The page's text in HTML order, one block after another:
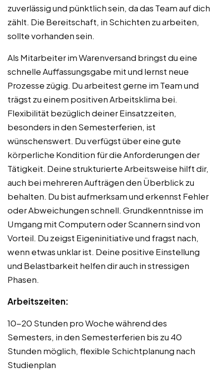
zuverlässig und pünktlich sein, da das Team auf dich
zählt. Die Bereitschaft, in Schichten zu arbeiten,
sollte vorhanden sein.
Als Mitarbeiter im Warenversand bringst du eine
schnelle Auffassungsgabe mit und lernst neue
Prozesse zügig. Du arbeitest gerne im Team und
trägst zu einem positiven Arbeitsklima bei.
Flexibilität bezüglich deiner Einsatzzeiten,
besonders in den Semesterferien, ist
wünschenswert. Du verfügst über eine gute
körperliche Kondition für die Anforderungen der
Tätigkeit. Deine strukturierte Arbeitsweise hilft dir,
auch bei mehreren Aufträgen den Überblick zu
behalten. Du bist aufmerksam und erkennst Fehler
oder Abweichungen schnell. Grundkenntnisse im
Umgang mit Computern oder Scannern sind von
Vorteil. Du zeigst Eigeninitiative und fragst nach,
wenn etwas unklar ist. Deine positive Einstellung
und Belastbarkeit helfen dir auch in stressigen
Phasen.
Arbeitszeiten:
10-20 Stunden pro Woche während des
Semesters, in den Semesterferien bis zu 40
Stunden möglich, flexible Schichtplanung nach
Studienplan